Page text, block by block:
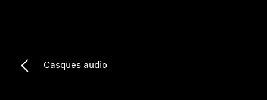
AuditionCasques audio